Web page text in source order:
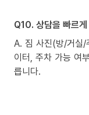
Q10. 상담을 빠르
A. 짐 사진(방/거실/
이터, 주차 가능 여
릅니다.